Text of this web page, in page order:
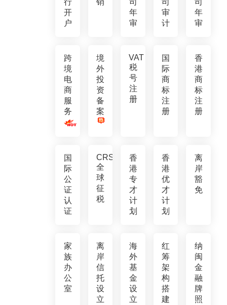
行
开
户
销
司
年
审
司
审
计
司
年
审
跨
境
电
商
服
务
境
外
投
资
备
案
VAT
税
号
注
册
国
际
商
标
注
册
香
港
商
标
注
册
国
际
公
证
认
证
CRS
全
球
征
税
香
港
专
才
计
划
香
港
优
才
计
划
离
岸
豁
免
家
族
办
公
室
离
岸
信
托
设
立
海
外
基
金
设
立
红
筹
架
构
搭
建
纳
闽
金
融
牌
照